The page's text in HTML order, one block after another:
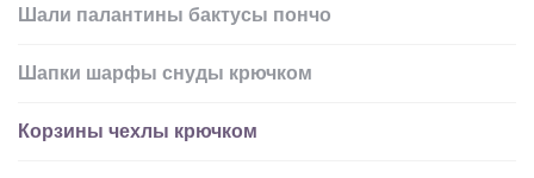
Шали палантины бактусы пончо
Шапки шарфы снуды крючком
Корзины чехлы крючком